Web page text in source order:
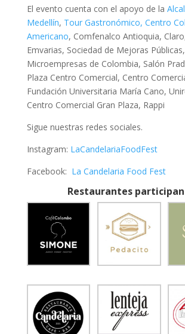
El evento cuenta con el apoyo de la
Medellín, Tour Gastronómico, Centro
Americano, Comfenalco Antioquia,
Emvarias, Sociedad de Mejoras Públicas,
Microempresas de Colombia, Salón
Plaza Centro Comercial, Centro
Fundación Universitaria María Cano,
Centro Comercial Gran Plaza, Rappi
Sigue nuestras redes sociales.
Instagram: LaCandelariaFoodFest
Facebook: La Candelaria Food Fest
Restaurantes